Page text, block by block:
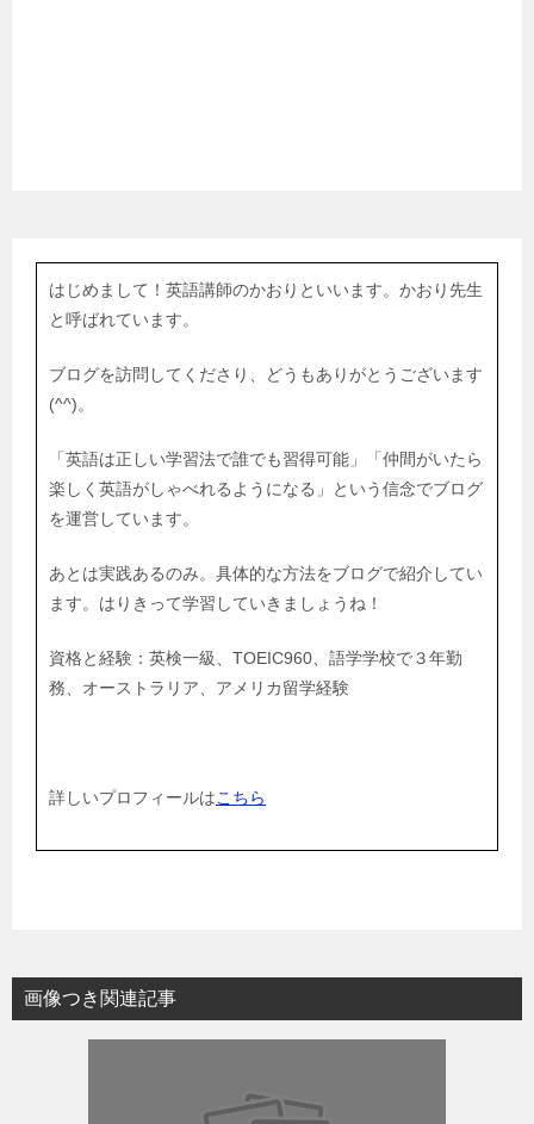
はじめまして！英語講師のかおりといいます。かおり先生
と呼ばれています。
ブログを訪問してくださり、どうもありがとうございます
(^^)。
「英語は正しい学習法で誰でも習得可能」「仲間がいたら
楽しく英語がしゃべれるようになる」という信念でブログ
を運営しています。
あとは実践あるのみ。具体的な方法をブログで紹介してい
ます。はりきって学習していきましょうね！
資格と経験：英検一級、TOEIC960、語学学校で３年勤
務、オーストラリア、アメリカ留学経験
詳しいプロフィールはこちら
画像つき関連記事